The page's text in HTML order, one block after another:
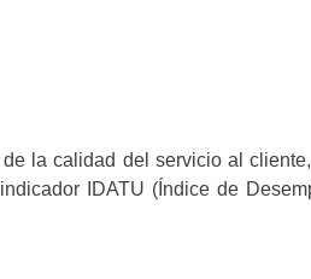
la calidad del servicio al
IDATU (Índice de